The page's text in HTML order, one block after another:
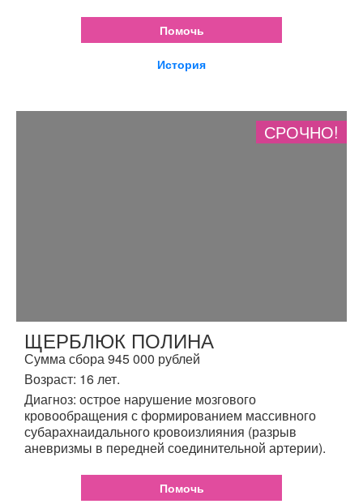
Помочь
История
СРОЧНО!
ЩЕРБЛЮК ПОЛИНА
Сумма сбора 945 000 рублей
Возраст: 16 лет.
Диагноз: острое нарушение мозгового
кровообращения с формированием массивного
субарахнаидального кровоизлияния (разрыв
аневризмы в передней соединительной артерии).
Помочь